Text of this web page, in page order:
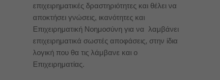
επιχειρηματικές δραστηριότητες και θέλει να
αποκτήσει γνώσεις, ικανότητες και
Επιχειρηματική Νοημοσύνη για να λαμβάνει
επιχειρηματικά σωστές αποφάσεις, στην ίδια
λογική που θα τις λάμβανε και ο
Επιχειρηματίας.